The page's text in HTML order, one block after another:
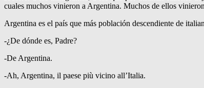
cuales muchos vinieron a Argentina. Muchos de ellos
Argentina es el país que más población descendiente de
-¿De dónde es, Padre?
-De Argentina.
-Ah, Argentina, il paese più vicino all’Italia.